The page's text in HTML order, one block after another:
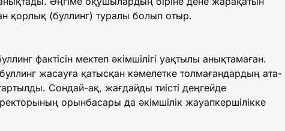
қорлық (буллинг) туралы болып отыр.
фактісін мектеп әкімшілігі уақтылы анықтамаған.
жасауға қатысқан кәмелетке толмағандардың ата-
Сондай-ақ, жағдайды тиісті деңгейде
орынбасары да әкімшілік жауапкершілікке